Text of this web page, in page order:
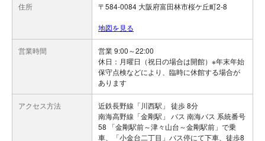
住所 〒584-0084 大阪府富田林市桜ケ丘町2-8
地図を見る
営業時間
営業 9:00～22:00
休日：月曜日（祝日の場合は開館）※年末年始
保守点検などにより、臨時に休館する場合が
あります
アクセス方法
近鉄長野線「川西駅」 徒歩 8分
南海高野線「金剛駅」 バス 南海バス 系統番号
58 「金剛駅前～津々山台～金剛駅前」で乗
車、「小金台二丁目」バス停にて下車、徒歩8